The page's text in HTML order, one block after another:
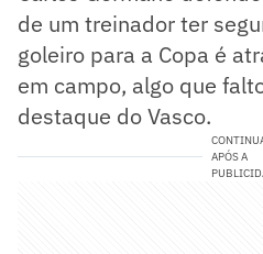
de um treinador ter
goleiro para a Copa é
em campo, algo que
destaque do Vasco.
APÓS A